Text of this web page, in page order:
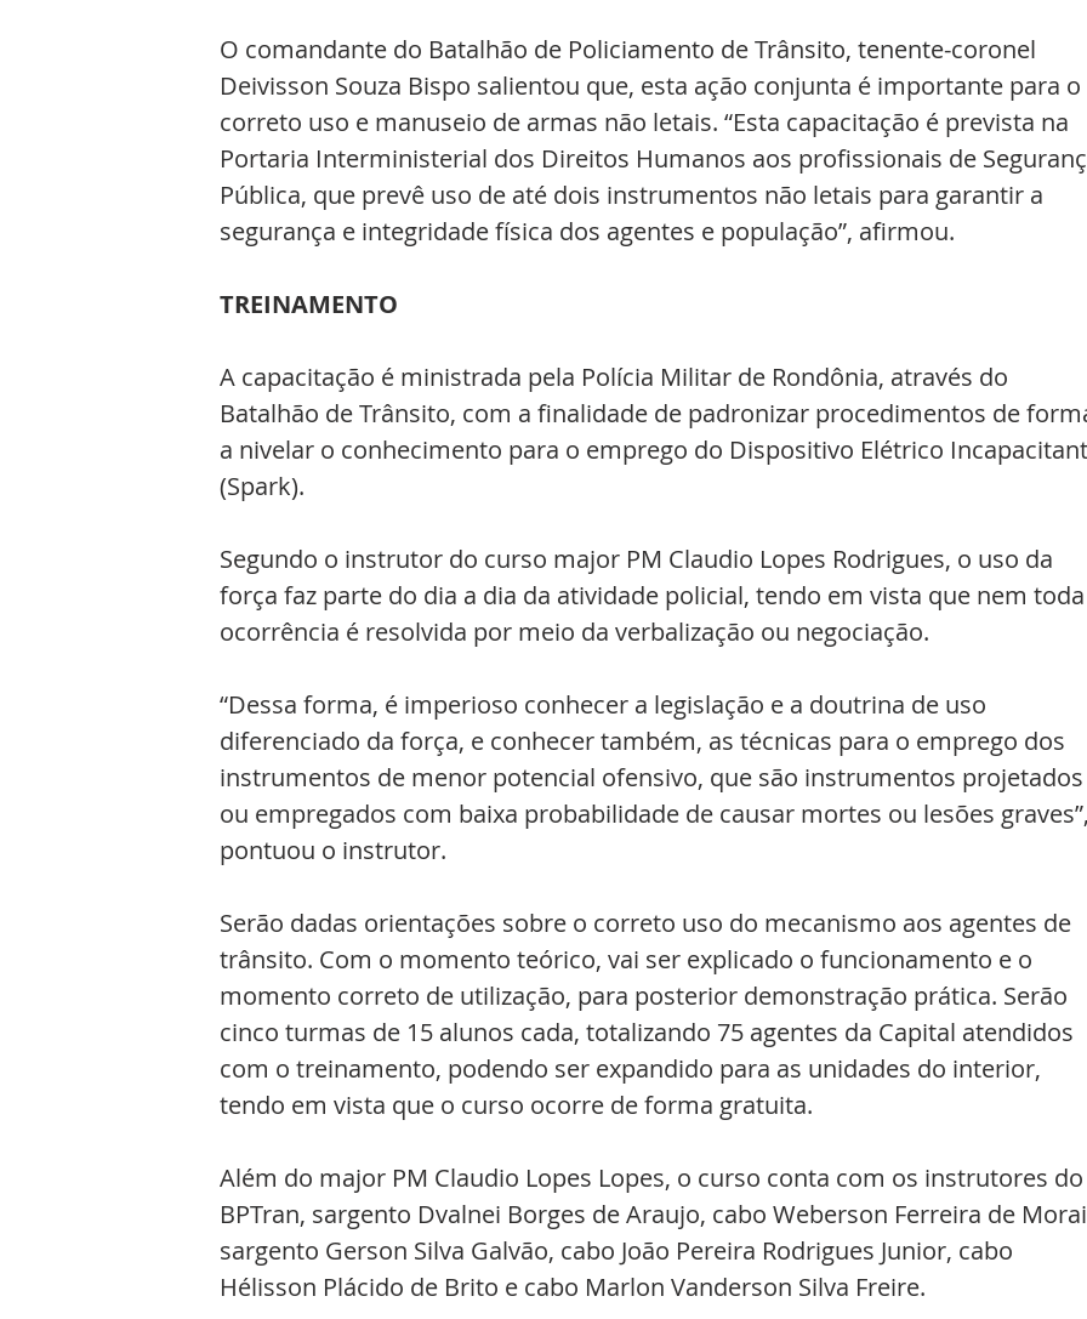
O comandante do Batalhão de Policiamento de Trânsito, tenente-coronel
Deivisson Souza Bispo salientou que, esta ação conjunta é importante para o
correto uso e manuseio de armas não letais. “Esta capacitação é prevista na
Portaria Interministerial dos Direitos Humanos aos profissionais de
Pública, que prevê uso de até dois instrumentos não letais para garantir a
segurança e integridade física dos agentes e população”, afirmou.
TREINAMENTO
A capacitação é ministrada pela Polícia Militar de Rondônia, através do
Batalhão de Trânsito, com a finalidade de padronizar procedimentos de
a nivelar o conhecimento para o emprego do Dispositivo Elétrico
(Spark).
Segundo o instrutor do curso major PM Claudio Lopes Rodrigues, o uso da
força faz parte do dia a dia da atividade policial, tendo em vista que nem
ocorrência é resolvida por meio da verbalização ou negociação.
“Dessa forma, é imperioso conhecer a legislação e a doutrina de uso
diferenciado da força, e conhecer também, as técnicas para o emprego dos
instrumentos de menor potencial ofensivo, que são instrumentos
ou empregados com baixa probabilidade de causar mortes ou lesões
pontuou o instrutor.
Serão dadas orientações sobre o correto uso do mecanismo aos agentes de
trânsito. Com o momento teórico, vai ser explicado o funcionamento e o
momento correto de utilização, para posterior demonstração prática. Serão
cinco turmas de 15 alunos cada, totalizando 75 agentes da Capital atendidos
com o treinamento, podendo ser expandido para as unidades do interior,
tendo em vista que o curso ocorre de forma gratuita.
Além do major PM Claudio Lopes Lopes, o curso conta com os instrutores
BPTran, sargento Dvalnei Borges de Araujo, cabo Weberson Ferreira de
sargento Gerson Silva Galvão, cabo João Pereira Rodrigues Junior, cabo
Hélisson Plácido de Brito e cabo Marlon Vanderson Silva Freire.